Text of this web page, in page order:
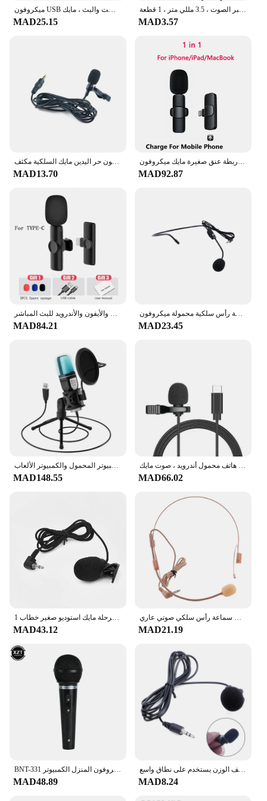
ميكروفون USB متوافق للحد من الضوضاء ، ميكروفون لتسجيل الألعاب ، الكمبيوتر ، بودكاست والبث ، مايك ، KTV
MAD25.15
ميكروفون خارجي سلكي صغير للمحترفين ، ميكروفون مسرح ، خطاب استوديو ، مشبك ميكروفون على طية صدر السترة لمكبر الصوت ، 3.5 مللي متر ، 1 قطعة
MAD3.57
جاك ضوء المحمولة المهنية العالمي وصلة إلى الهاتف الذكي كليب على التلبيب ميكروفون حر اليدين مايك السلكية مكثف
MAD13.70
ميكروفون لاسلكي لطية صدر السترة مزود بخاصية البلوتوث وميكروفون صغير للهاتف والكمبيوتر المحمول وصغير الحجم وربطة عنق صغيرة مايك ميكروفون USB
MAD92.87
MAD84.21
سماعة رأس سلكية محمولة ميكروفون Lavalier أداء محمول كتابة الغناء محاضرات تدريس مكبر صوت مكبر صوت مايك
MAD23.45
MAD148.55 MAD66.02
MAD43.12 MAD21.19
MAD48.89
مشبك طية صدر السترة على ميكروفون مايك 3.5 ملم، ميكروفون خارجي خفيف الوزن يستخدم على نطاق واسع
MAD8.24